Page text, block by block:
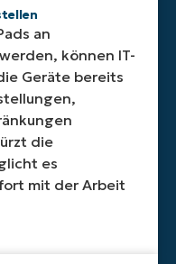
stellt
sicher,
dass
Geräte
von
an
einheitlich
die
an
können IT-
Geräte bereits
die
es
mit der Arbeit